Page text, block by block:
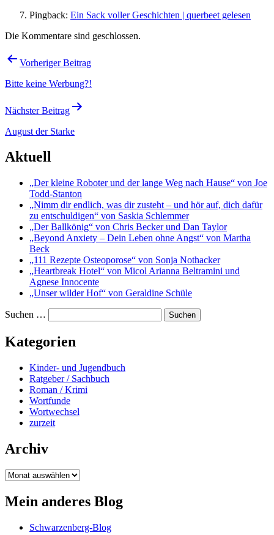
Pingback: Ein Sack voller Geschichten | querbeet gelesen
Die Kommentare sind geschlossen.
Beitragsnavigation
Vorheriger Beitrag
Bitte keine Werbung?!
Nächster Beitrag
August der Starke
Aktuell
„Der kleine Roboter und der lange Weg nach Hause“ von Joe
Todd-Stanton
„Nimm dir endlich, was dir zusteht – und hör auf, dich dafür
zu entschuldigen“ von Saskia Schlemmer
„Der Ballkönig“ von Chris Becker und Dan Taylor
„Beyond Anxiety – Dein Leben ohne Angst“ von Martha
Beck
„111 Rezepte Osteoporose“ von Sonja Nothacker
„Heartbreak Hotel“ von Micol Arianna Beltramini und
Agnese Innocente
„Unser wilder Hof“ von Geraldine Schüle
Suchen …
Kategorien
Kinder- und Jugendbuch
Ratgeber / Sachbuch
Roman / Krimi
Wortfunde
Wortwechsel
zurzeit
Archiv
Archiv
Mein anderes Blog
Schwarzenberg-Blog